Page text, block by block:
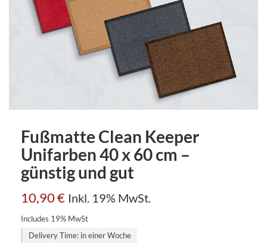
Fußmatte Clean Keeper
Unifarben 40 x 60 cm –
günstig und gut
10,90€ Inkl. 19% MwSt.
Includes 19% MwSt
Delivery Time: in einer Woche